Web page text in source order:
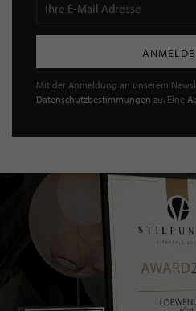
Mit der Anmeldung an unserem
Datenschutzbestimmungen zu. Eine